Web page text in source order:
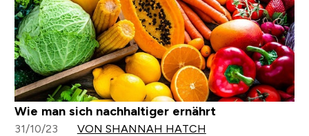
Wie man sich nachhaltiger ernährt
31/10/23 VON SHANNAH HATCH